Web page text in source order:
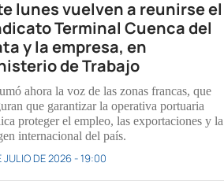
lunes vuelven a reunirse el
Terminal Cuenca del
y la empresa, en
de Trabajo
ahora la voz de las zonas francas, que
que garantizar la operativa portuaria
proteger el empleo, las exportaciones y la
internacional del país.
JULIO DE 2026 - 19:00